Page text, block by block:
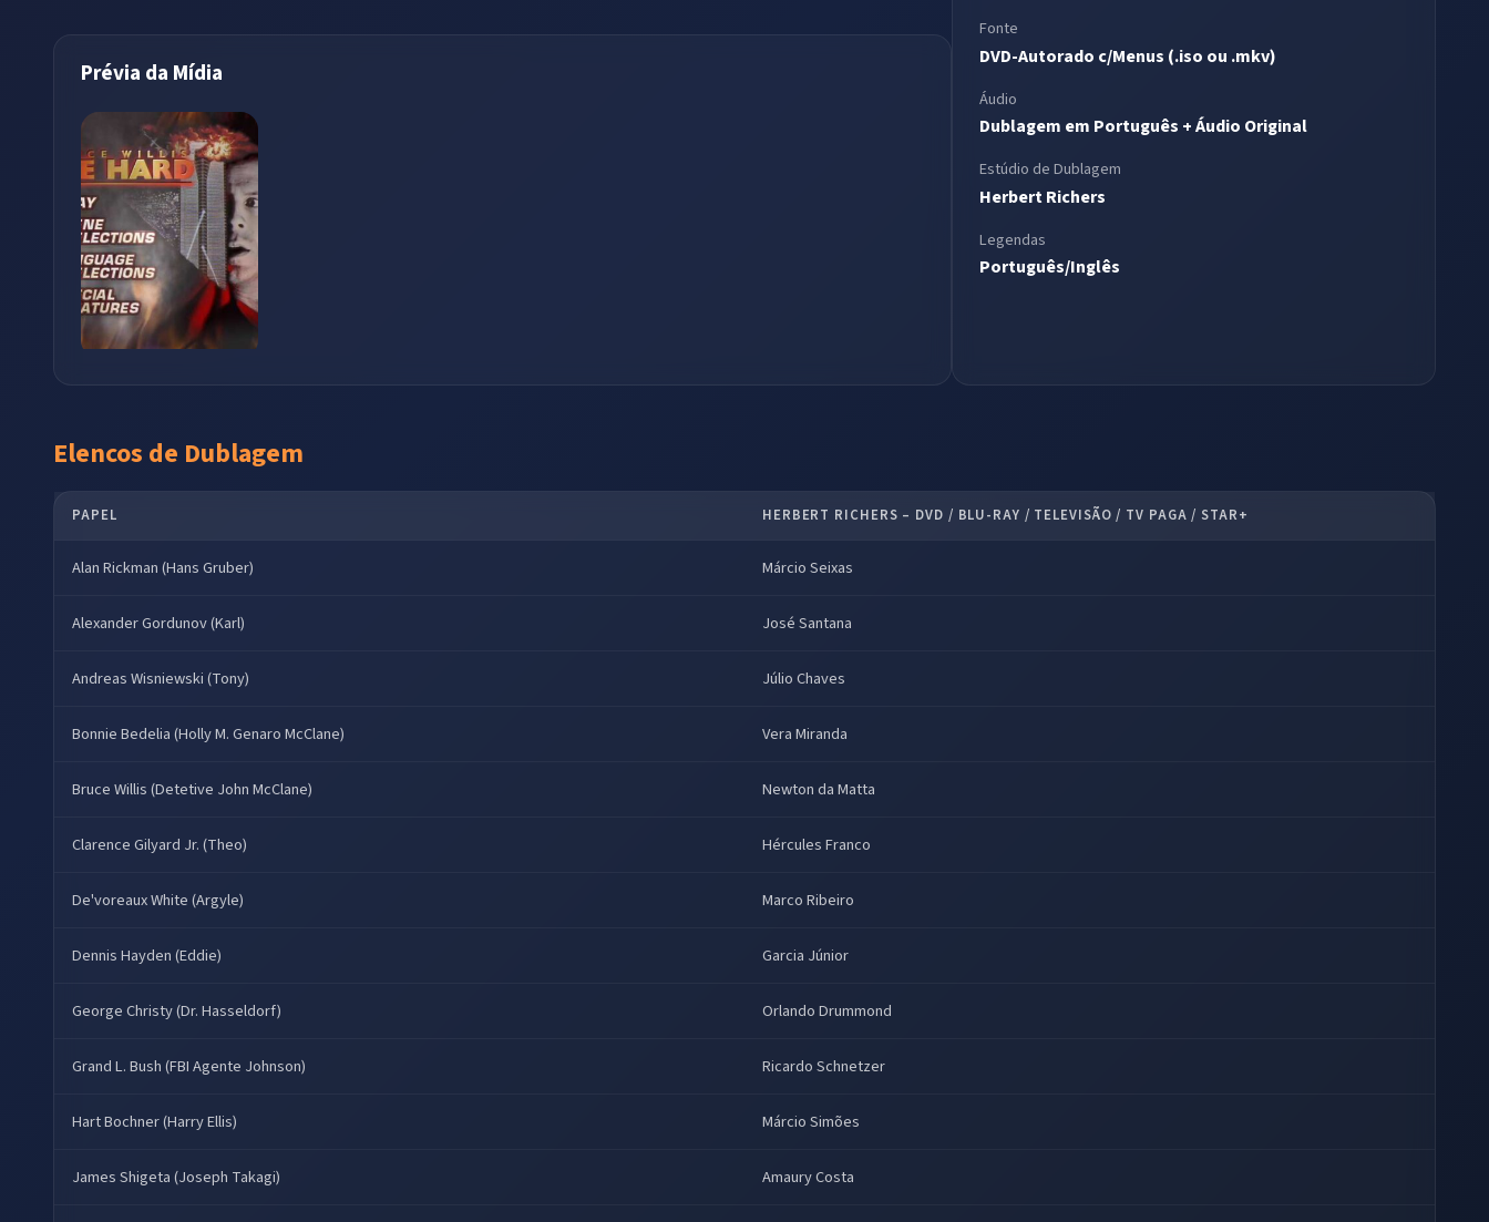
Prévia da Mídia
Fonte
DVD-Autorado c/Menus (.iso ou .mkv)
Áudio
Dublagem em Português + Áudio Original
Estúdio de Dublagem
Herbert Richers
Legendas
Português/Inglês
Elencos de Dublagem
PAPEL HERBERT RICHERS – DVD / BLU-RAY / TELEVISÃO / TV PAGA / STAR+
Alan Rickman (Hans Gruber) Márcio Seixas
Alexander Gordunov (Karl) José Santana
Andreas Wisniewski (Tony) Júlio Chaves
Bonnie Bedelia (Holly M. Genaro McClane) Vera Miranda
Bruce Willis (Detetive John McClane) Newton da Matta
Clarence Gilyard Jr. (Theo) Hércules Franco
De'voreaux White (Argyle) Marco Ribeiro
Dennis Hayden (Eddie) Garcia Júnior
George Christy (Dr. Hasseldorf) Orlando Drummond
Grand L. Bush (FBI Agente Johnson) Ricardo Schnetzer
Hart Bochner (Harry Ellis) Márcio Simões
James Shigeta (Joseph Takagi) Amaury Costa